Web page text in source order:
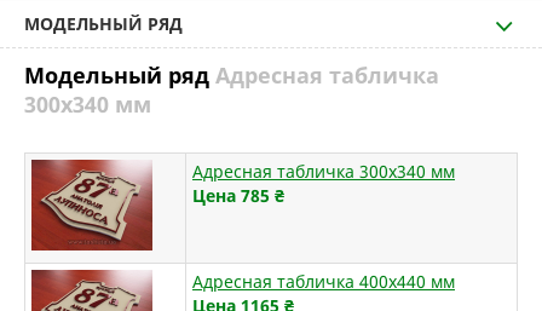
МОДЕЛЬНЫЙ РЯД
Модельный ряд Адресная табличка
300х340 мм
Адресная табличка 300х340 мм
Цена 785 ₴
Адресная табличка 400х440 мм
Цена 1165 ₴